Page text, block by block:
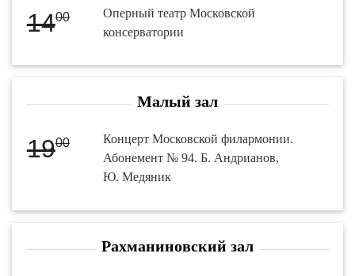
1400
Оперный театр Московской
консерватории
Малый зал
1900
Концерт Московской филармонии.
Абонемент № 94. Б. Андрианов,
Ю. Медяник
Рахманиновский зал